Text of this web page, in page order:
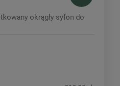
okrągły syfon do